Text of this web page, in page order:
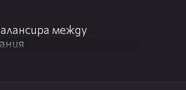
между